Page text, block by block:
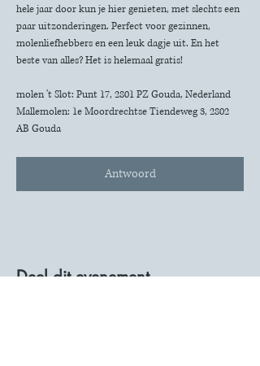
hele jaar door kun je hier genieten, met slechts een
paar uitzonderingen. Perfect voor gezinnen,
molenliefhebbers en een leuk dagje uit. En het
beste van alles? Het is helemaal gratis!
molen 't Slot: Punt 17, 2801 PZ Gouda, Nederland
Mallemolen: 1e Moordrechtse Tiendeweg 3, 2802
AB Gouda
Antwoord
Deel dit evenement